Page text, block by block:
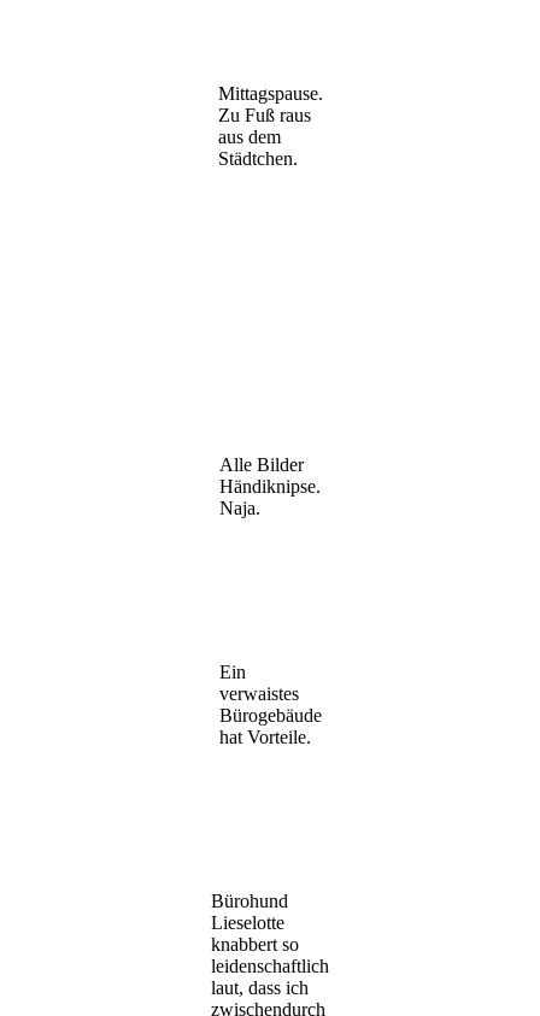
Mittagspause.
Zu Fuß raus
aus dem
Städtchen.
Alle Bilder
Händiknipse.
Naja.
Ein
verwaistes
Bürogebäude
hat Vorteile.
Bürohund
Lieselotte
knabbert so
leidenschaftlich
laut, dass ich
zwischendurch